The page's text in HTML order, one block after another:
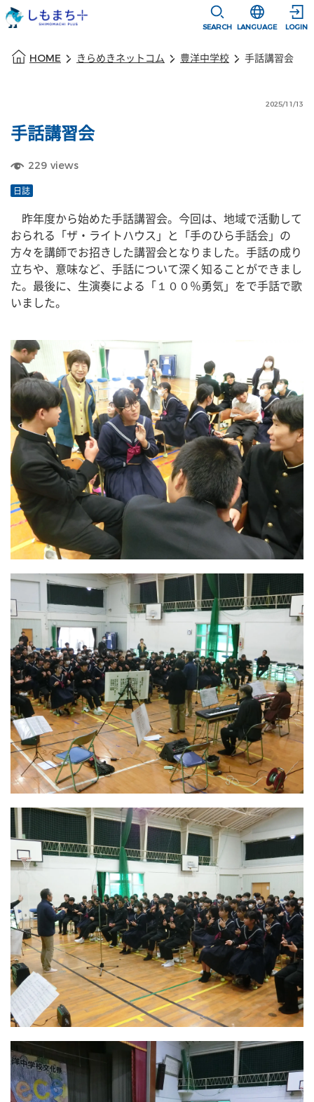
SEARCH
選択すると言
LANGUAGE LOGIN
HOME きらめきネットコム 豊洋中学校 手話講習会
2025/11/13
手話講習会
229 views
日誌
昨年度から始めた手話講習会。今回は、地域で活動して
おられる「ザ・ライトハウス」と「手のひら手話会」の
方々を講師でお招きした講習会となりました。手話の成り
立ちや、意味など、手話について深く知ることができまし
た。最後に、生演奏による「１００％勇気」をで手話で歌
いました。